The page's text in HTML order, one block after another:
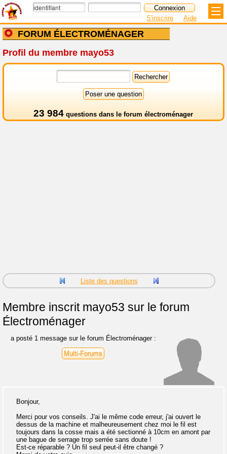
FORUM ÉLECTROMÉNAGER
S'inscrire Aide
Profil du membre mayo53
23 984 questions dans le forum électroménager
Liste des questions
Membre inscritmayo53 sur le forum
Électroménager
a posté 1 message sur le forum Électroménager :
Multi-Forums
Bonjour,
Merci pour vos conseils. J'ai le même code erreur, j'ai ouvert le
dessus de la machine et malheureusement chez moi le fil est
toujours dans la cosse mais a été sectionné à 10cm en amont par
une bague de serrage trop serrée sans doute !
Est-ce réparable ? Un fil seul peut-il être changé ?